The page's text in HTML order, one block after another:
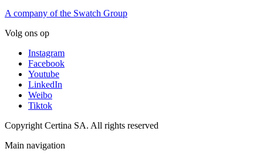
A company of the Swatch Group
Volg ons op
Instagram
Facebook
Youtube
LinkedIn
Weibo
Tiktok
Copyright Certina SA. All rights reserved
Main navigation